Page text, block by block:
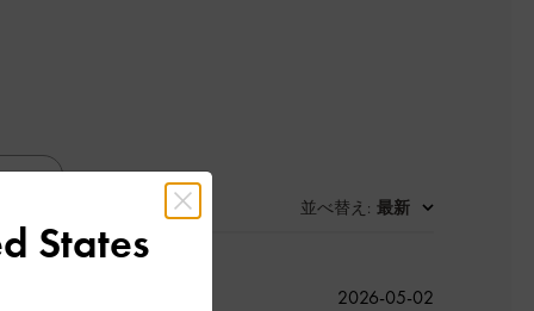
並べ替え : 最新
公
2026-05-02
States